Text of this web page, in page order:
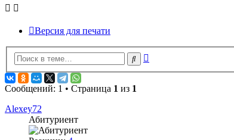
Версия для печати
Поиск
Сообщений: 1 • Страница 1 из 1
Alexey72
Абитуриент